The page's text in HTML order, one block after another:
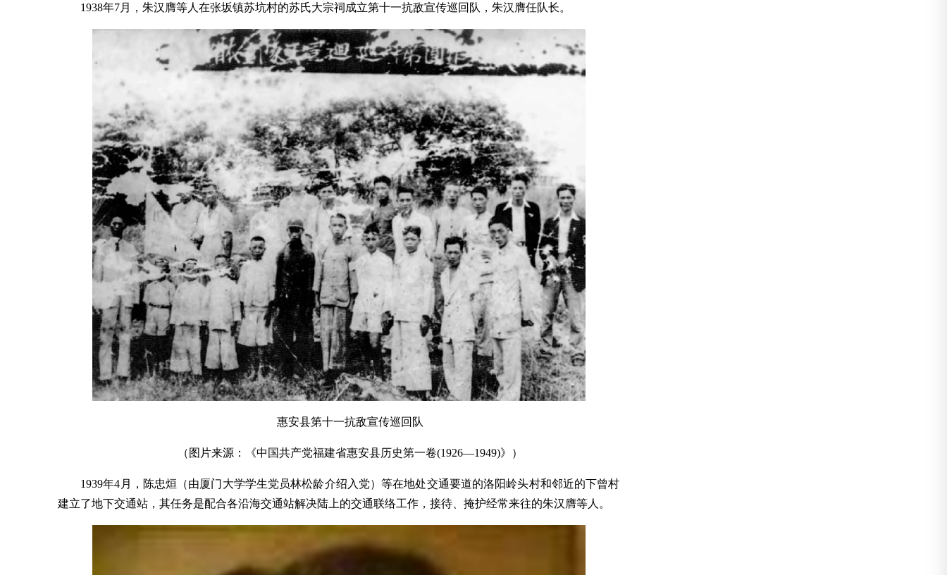
1938年7月，朱汉膺等人在张坂镇苏坑村的苏氏大宗祠成立第十一抗敌宣传巡回队，朱汉膺任队长。
惠安县第十一抗敌宣传巡回队
（图片来源：《中国共产党福建省惠安县历史第一卷(1926—1949)》）
1939年4月，陈忠烜（由厦门大学学生党员林松龄介绍入党）等在地处交通要道的洛阳岭头村和邻近的下曾村
建立了地下交通站，其任务是配合各沿海交通站解决陆上的交通联络工作，接待、掩护经常来往的朱汉膺等人。